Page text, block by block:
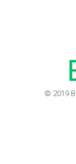
© 2019